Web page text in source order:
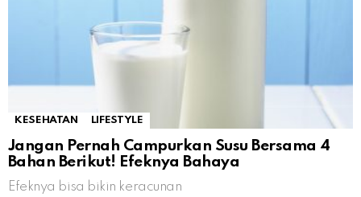
KESEHATAN LIFESTYLE
Jangan Pernah Campurkan Susu Bersama 4
Bahan Berikut! Efeknya Bahaya
Efeknya bisa bikin keracunan